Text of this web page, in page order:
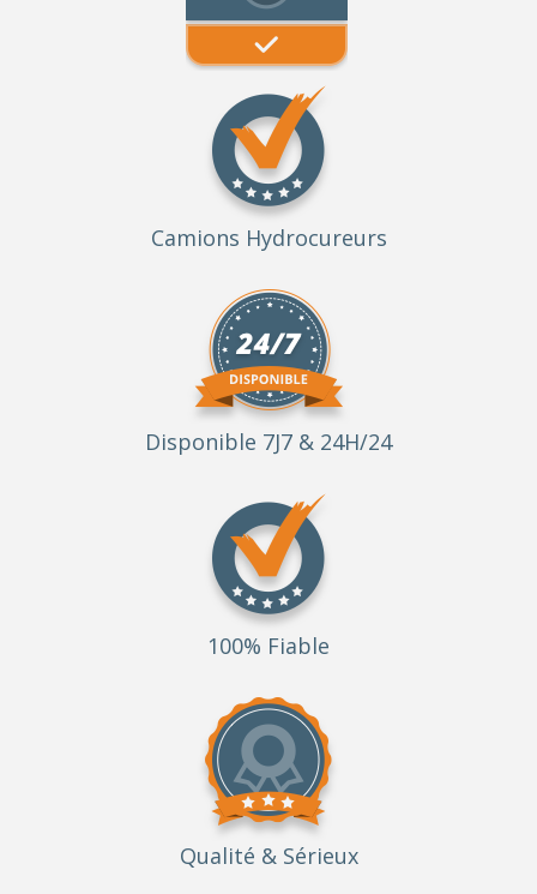
Camions Hydrocureurs
Disponible 7J7 & 24H/24
100% Fiable
Qualité & Sérieux